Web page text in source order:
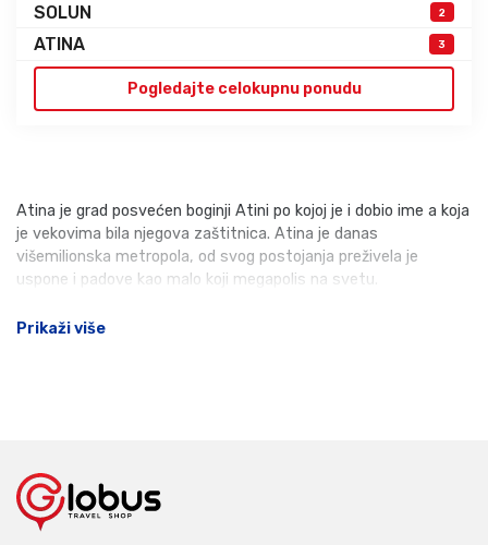
SOLUN 2
ATINA 3
Pogledajte celokupnu ponudu
Atina je grad posvećen boginji Atini po kojoj je i dobio ime a koja
je vekovima bila njegova zaštitnica. Atina je danas
višemilionska metropola, od svog postojanja preživela je
uspone i padove kao malo koji megapolis na svetu.
Prikaži više